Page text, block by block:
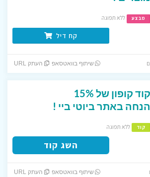
מבצע ללא תפוגה
קח דיל
שיתוף בוואטסאפ העתק URL
קוד קופון של 15%
הנחה באתר ביוטי ביי !
קוד ללא תפוגה
השג קוד
שיתוף בוואטסאפ העתק URL